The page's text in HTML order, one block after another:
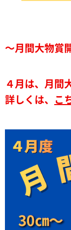
～月間大物賞
４月は、月間
詳しくは、 こ